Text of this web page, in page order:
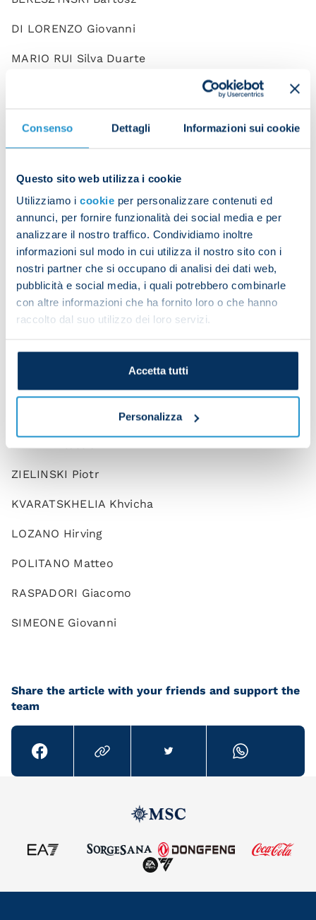
Consenso Dettagli Informazioni sui cookie
Questo sito web utilizza i cookie
Utilizziamo i cookie per personalizzare contenuti ed
annunci, per fornire funzionalità dei social media e per
analizzare il nostro traffico. Condividiamo inoltre
informazioni sul modo in cui utilizza il nostro sito con i
nostri partner che si occupano di analisi dei dati web,
pubblicità e social media, i quali potrebbero combinarle
con altre informazioni che ha fornito loro o che hanno
raccolto dal suo utilizzo dei loro servizi.
Accetta tutti
Personalizza
DI LORENZO Giovanni
MARIO RUI Silva Duarte
OSTIGARD Leo
JESUS Juan
RRAHMANI Amir
ZEDADKA Karim
ANGUISSA Frank
DEMME Diego
ELMAS Elif
GAETANO Gianluca
ZIELINSKI Piotr
KVARATSKHELIA Khvicha
LOZANO Hirving
POLITANO Matteo
RASPADORI Giacomo
SIMEONE Giovanni
Share the article with your friends and support the
team